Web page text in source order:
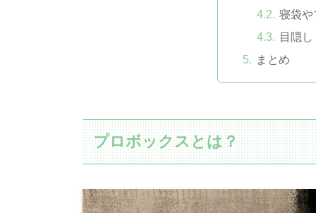
寝袋や
目隠し
まとめ
プロボックスとは？